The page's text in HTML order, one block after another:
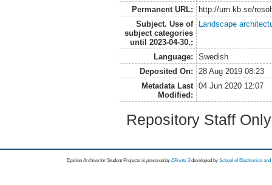
Permanent URL:
http://urn.kb.se/
Subject. Use of
subject categories
until 2023-04-30.:
Landscape
Language:
Swedish
Deposited On:
28 Aug 2019 08:23
Metadata Last
Modified:
04 Jun 2020 12:07
Repository Staff
Epsilon Archive for Student Projects is powored byEPrints 3 developed by School of Electronics